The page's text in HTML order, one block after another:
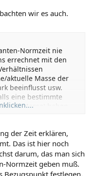
wir es auch.
Normzeit nie
errechnet mit den
aktuelle Masse der
beeinflusst usw.
eine bestimmte
Masse) haben
die Quanten-
Faktoren die die
z.B
der Zeit erklären,
Das ist hier noch
darum, das man sich
Normzeit geben muß.
Bezugspunkt festlegen,